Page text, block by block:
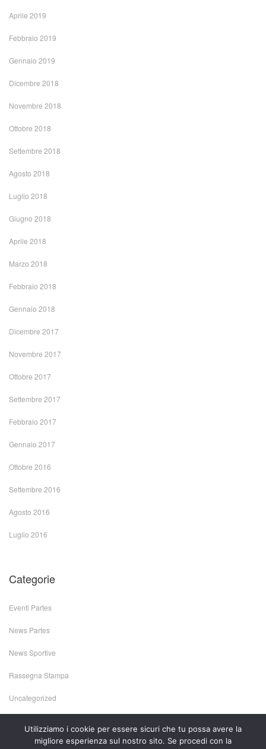
Aprile 2019
Febbraio 2019
Gennaio 2019
Dicembre 2018
Novembre 2018
Ottobre 2018
Settembre 2018
Agosto 2018
Luglio 2018
Giugno 2018
Aprile 2018
Marzo 2018
Febbraio 2018
Gennaio 2018
Dicembre 2017
Novembre 2017
Ottobre 2017
Settembre 2017
Febbraio 2017
Gennaio 2017
Ottobre 2016
Settembre 2016
Agosto 2016
Luglio 2016
Categorie
Eventi Partes
News Partes
News Sportive
Rassegna Stampa
Uncategorized
Utilizziamo i cookie per essere sicuri che tu possa avere la
migliore esperienza sul nostro sito. Se procedi con la